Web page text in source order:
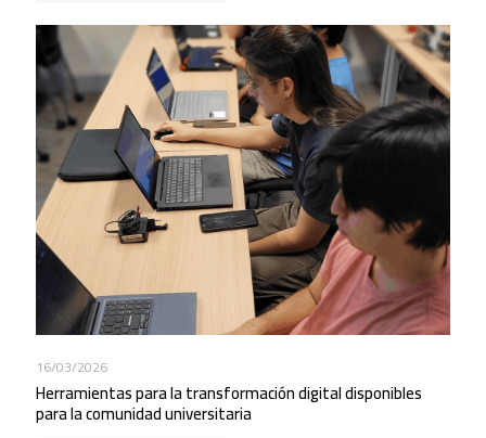
16/03/2026
Herramientas para la transformación digital disponibles
para la comunidad universitaria